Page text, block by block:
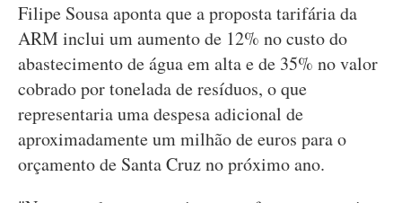
Filipe Sousa aponta que a proposta tarifária da
ARM inclui um aumento de 12% no custo do
abastecimento de água em alta e de 35% no valor
cobrado por tonelada de resíduos, o que
representaria uma despesa adicional de
aproximadamente um milhão de euros para o
orçamento de Santa Cruz no próximo ano.